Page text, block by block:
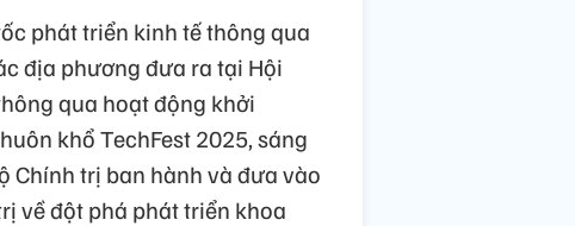
phát triển kinh tế thông qua
địa phương đưa ra tại Hội
qua hoạt động khởi
khổ TechFest 2025, sáng
Chính trị ban hành và đưa vào
về đột phá phát triển khoa